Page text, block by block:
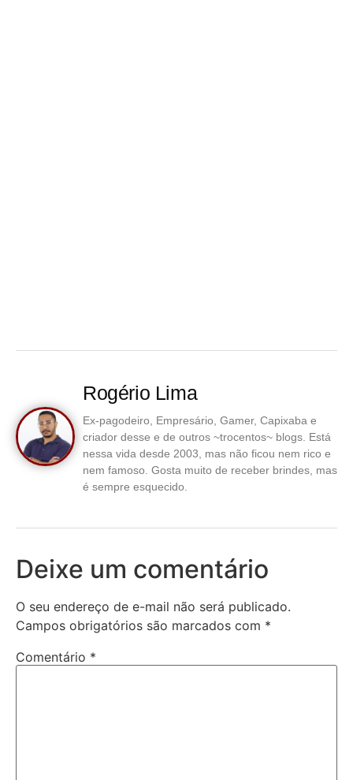
Rogério Lima
Ex-pagodeiro, Empresário, Gamer, Capixaba e
criador desse e de outros ~trocentos~ blogs. Está
nessa vida desde 2003, mas não ficou nem rico e
nem famoso. Gosta muito de receber brindes, mas
é sempre esquecido.
Deixe um comentário
O seu endereço de e-mail não será publicado.
Campos obrigatórios são marcados com *
Comentário *